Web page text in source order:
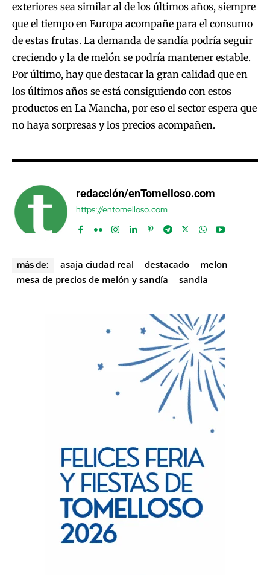
exteriores sea similar al de los últimos años, siempre
que el tiempo en Europa acompañe para el consumo
de estas frutas. La demanda de sandía podría seguir
creciendo y la de melón se podría mantener estable.
Por último, hay que destacar la gran calidad que en
los últimos años se está consiguiendo con estos
productos en La Mancha, por eso el sector espera que
no haya sorpresas y los precios acompañen.
redacción/enTomelloso.com
https://entomelloso.com
más de: asaja ciudad real destacado
melon
mesa de precios de melón y sandía
sandia